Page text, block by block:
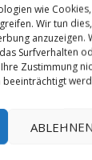
wie
Wir tun
anzuzeigen.
Surfverhalten
Zustimmung
ABLEHNEN
es,
ein
;-).